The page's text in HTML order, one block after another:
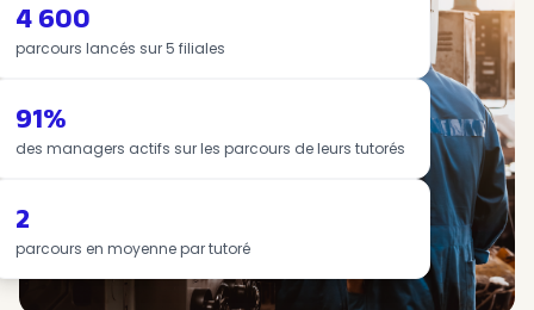
4 600
parcours lancés sur 5 filiales
​​91%
des managers actifs sur les parcours de leurs tutorés
2
parcours en moyenne par tutoré